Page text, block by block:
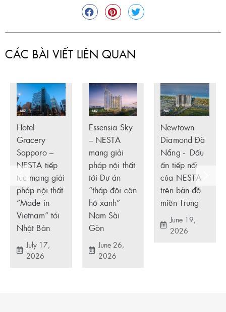
CÁC BÀI VIẾT LIÊN QUAN
Hotel
Gracery
Sapporo –
NESTA tiếp
tục mang giải
pháp nội thất
“Made in
Vietnam” tới
Nhật Bản
July 17,
2026
Essensia Sky
– NESTA
mang giải
pháp nội thất
tới Dự án
“tháp đôi căn
hộ xanh”
Nam Sài
Gòn
June 26,
2026
Newtown
Diamond Đà
Nẵng - Dấu
ấn tiếp nối
của NESTA
trên bản đồ
miền Trung
June 19,
2026